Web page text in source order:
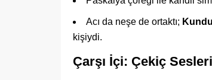
Acı da neşe de ortaktı;
kişiydi.
Çarşı İçi: Çekiç